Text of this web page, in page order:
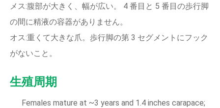
メス:腹部が大きく、幅が広い。 4 番目と 5 番目の歩行脚
の間に精液の容器がありません。
オス:重くて大きな爪。歩行脚の第 3 セグメントにフック
がないこと。
生殖周期
Females mature at ~3 years and 1.4 inches carapace;